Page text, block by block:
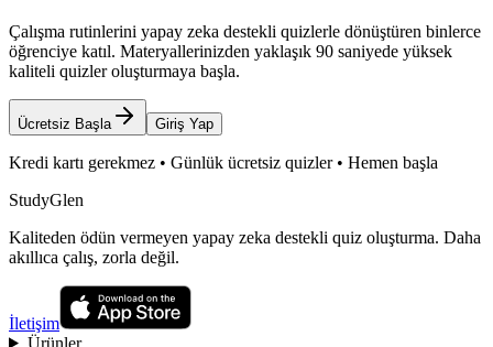
Çalışma rutinlerini yapay zeka destekli quizlerle dönüştüren binlerce
öğrenciye katıl. Materyallerinizden yaklaşık 90 saniyede yüksek
kaliteli quizler oluşturmaya başla.
Ücretsiz Başla Giriş Yap
Kredi kartı gerekmez • Günlük ücretsiz quizler • Hemen başla
StudyGlen
Kaliteden ödün vermeyen yapay zeka destekli quiz oluşturma. Daha
akıllıca çalış, zorla değil.
İletişim
Ürünler